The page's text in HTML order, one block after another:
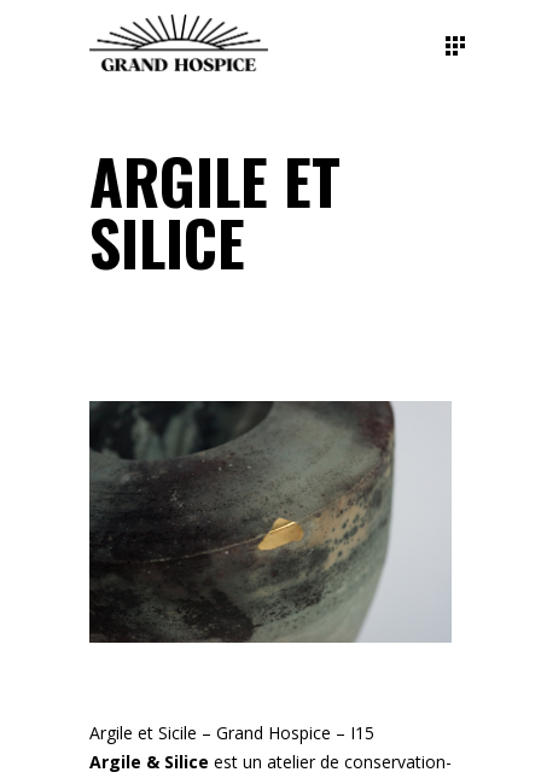
ARGILE ET
SILICE
Argile et Sicile – Grand Hospice – I15
Argile & Silice est un atelier de conservation-